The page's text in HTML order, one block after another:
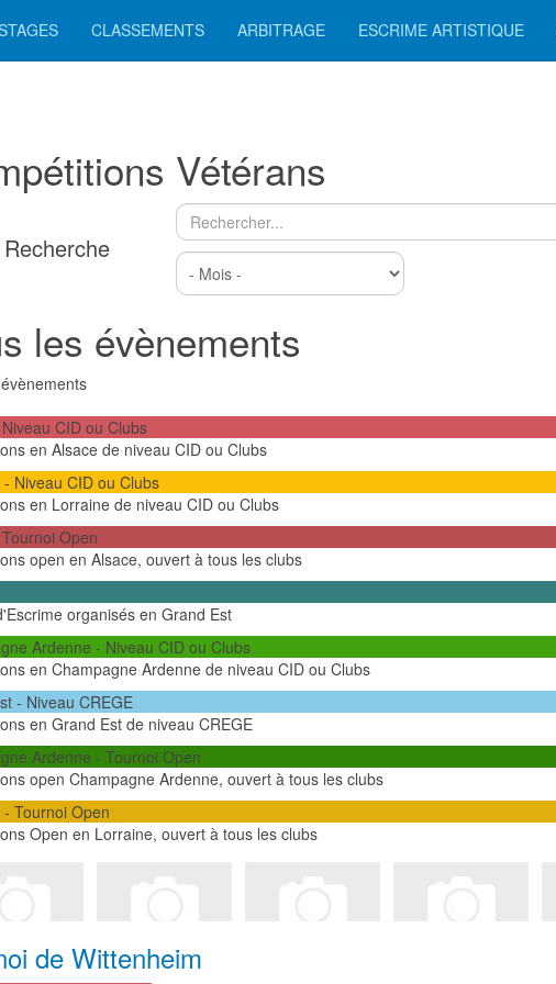
CLASSEMENTS ARBITRAGE ESCRIME ARTISTIQUE
Vétérans
Recherche
les évènements
CID ou Clubs
en Alsace de niveau CID ou Clubs
Niveau CID ou Clubs
en Lorraine de niveau CID ou Clubs
Open
open en Alsace, ouvert à tous les clubs
organisés en Grand Est
Ardenne - Niveau CID ou Clubs
en Champagne Ardenne de niveau CID ou Clubs
- Niveau CREGE
en Grand Est de niveau CREGE
Ardenne - Tournoi Open
open Champagne Ardenne, ouvert à tous les clubs
Tournoi Open
Open en Lorraine, ouvert à tous les clubs
de Wittenheim